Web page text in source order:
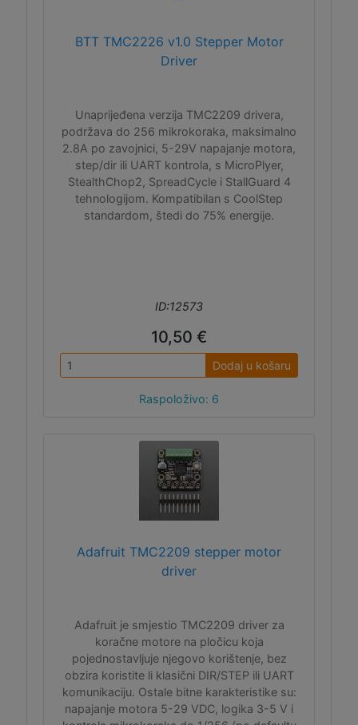
BTT TMC2226 v1.0 Stepper Motor
Driver
Unaprijeđena verzija TMC2209 drivera,
podržava do 256 mikrokoraka, maksimalno
2.8A po zavojnici, 5-29V napajanje motora,
step/dir ili UART kontrola, s MicroPlyer,
StealthChop2, SpreadCycle i StallGuard 4
tehnologijom. Kompatibilan s CoolStep
standardom, štedi do 75% energije.
ID:12573
10,50 €
Dodaj u košaru
Raspoloživo: 6
Adafruit TMC2209 stepper motor
driver
Adafruit je smjestio TMC2209 driver za
koračne motore na pločicu koja
pojednostavljuje njegovo korištenje, bez
obzira koristite li klasični DIR/STEP ili UART
komunikaciju. Ostale bitne karakteristike su:
napajanje motora 5-29 VDC, logika 3-5 V i